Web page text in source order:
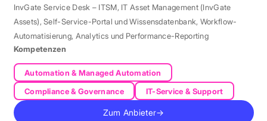
InvGate Service Desk – ITSM, IT Asset Management (InvGate
Assets),Self-Service-Portal und Wissensdatenbank, Workflow-
Automatisierung, Analytics und Performance-Reporting
Kompetenzen
Automation & Managed Automation
Compliance & Governance
IT-Service & Support
Zum Anbieter→